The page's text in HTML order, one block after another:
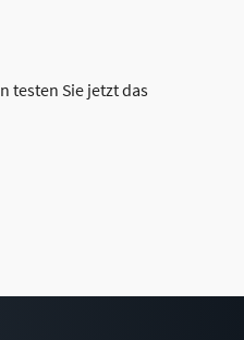
testen Sie jetzt das